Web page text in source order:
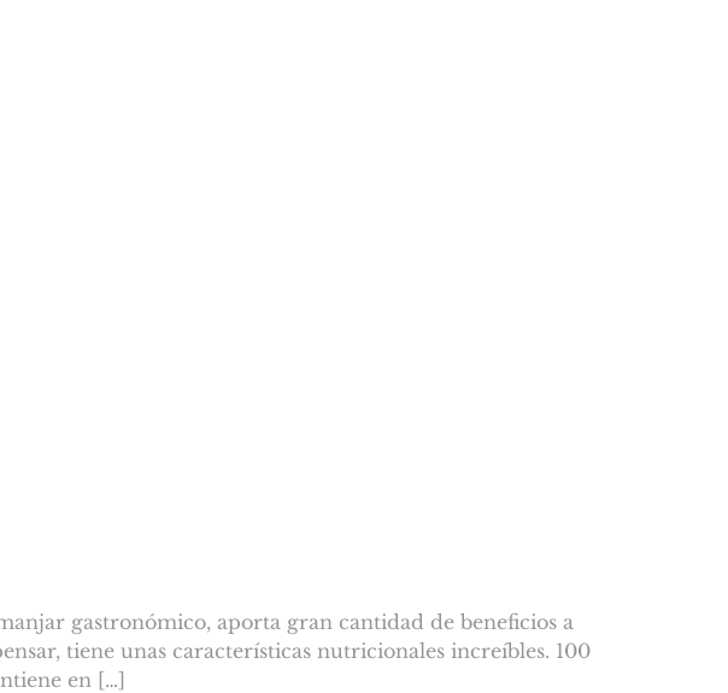
gastronómico, aporta gran cantidad de beneficios a
tiene unas características nutricionales increíbles. 100
en […]